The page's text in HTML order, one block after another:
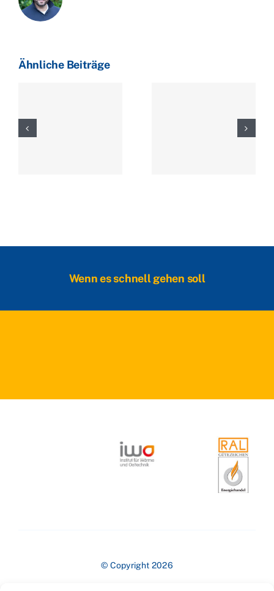
Ähnliche Beiträge
Wenn es schnell gehen soll
© Copyright 2026